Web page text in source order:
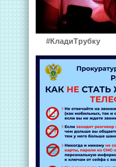
#КладиТрубку